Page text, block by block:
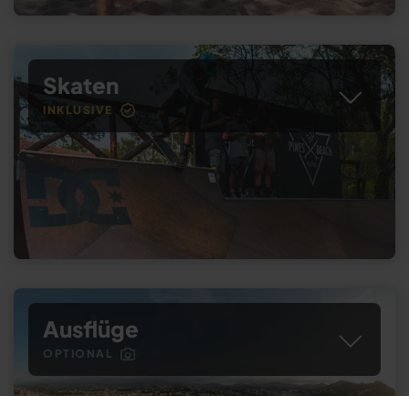
Skaten
INKLUSIVE
Ausflüge
OPTIONAL